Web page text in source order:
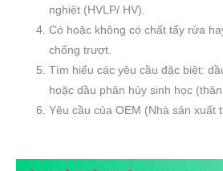
nghiệt (HVLP/ HV).
Có hoặc không có chất tẩy rửa
chống trượt.
Tìm hiểu các yêu cầu đặc biệt:
hoặc dầu phân hủy sinh học
Yêu cầu của OEM (Nhà sản xuất